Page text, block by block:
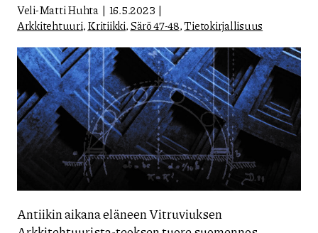
Veli-Matti Huhta
16.5.2023
Arkkitehtuuri,Kritiikki,Särö 47-48,Tietokirjallisuus
Antiikin aikana eläneen Vitruviuksen